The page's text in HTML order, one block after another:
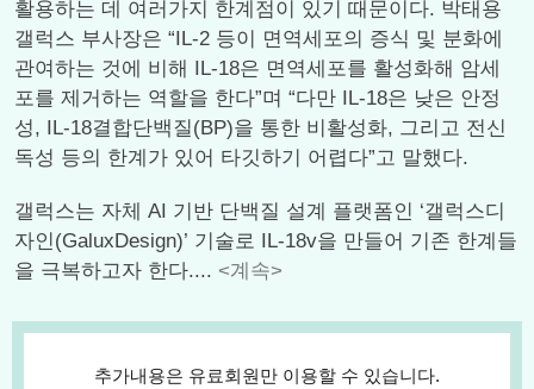
활용하는 데 여러가지 한계점이 있기 때문이다. 박태용
갤럭스 부사장은 “IL-2 등이 면역세포의 증식 및 분화에
관여하는 것에 비해 IL-18은 면역세포를 활성화해 암세
포를 제거하는 역할을 한다”며 “다만 IL-18은 낮은 안정
성, IL-18결합단백질(BP)을 통한 비활성화, 그리고 전신
독성 등의 한계가 있어 타깃하기 어렵다”고 말했다.
갤럭스는 자체 AI 기반 단백질 설계 플랫폼인 ‘갤럭스디
자인(GaluxDesign)’ 기술로 IL-18v을 만들어 기존 한계들
을 극복하고자 한다.... <계속>
추가내용은 유료회원만 이용할 수 있습니다.